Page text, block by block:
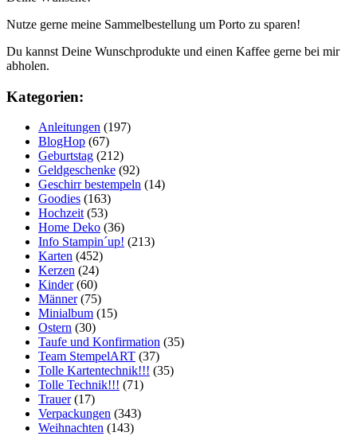
Nutze gerne meine Sammelbestellung um Porto zu sparen!
Du kannst Deine Wunschprodukte und einen Kaffee gerne bei mir
abholen.
Kategorien:
Anleitungen (197)
BlogHop (67)
Geburtstag (212)
Geldgeschenke (92)
Geschirr bestempeln (14)
Goodies (163)
Hochzeit (53)
Home Deko (36)
Info Stampin´up! (213)
Karten (452)
Kerzen (24)
Kinder(60)
Männer(75)
Minialbum (15)
Ostern (30)
Taufe und Konfirmation (35)
Team StempelART (37)
Tolle Kartentechnik!!! (35)
Tolle Technik!!! (71)
Trauer(17)
Verpackungen (343)
Weihnachten (143)